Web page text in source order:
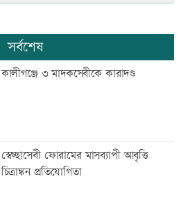
সর্বশেষ
কালীগঞ্জে ৩ মাদকসেবীকে কারাদণ্ড
স্বেচ্ছাসেবী ফোরামের মাসব্যাপী আবৃত্তি
চিত্রাঙ্কন প্রতিযোগিতা